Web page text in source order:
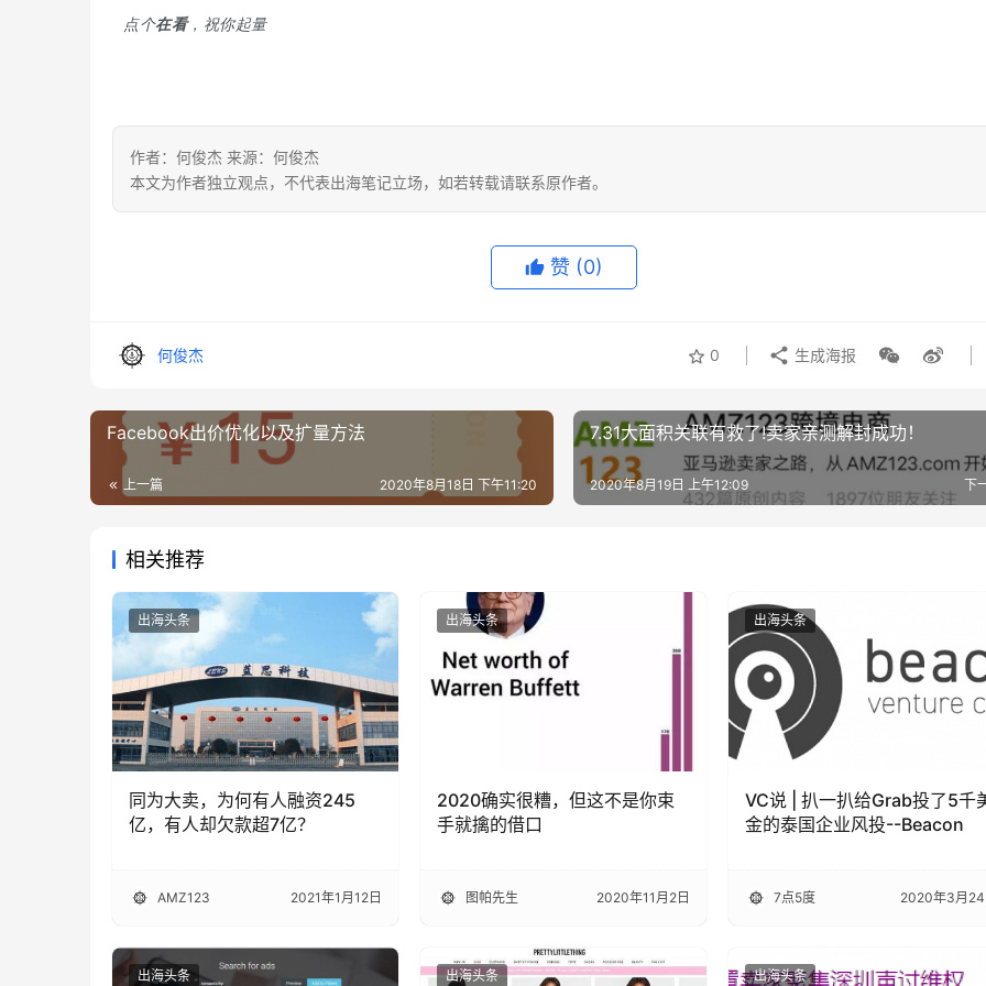
点个在看，祝你起量
作者：何俊杰 来源：何俊杰
本文为作者独立观点，不代表出海笔记立场，如若转载请联系原作者。
赞 (0)
何俊杰 0 生成海报
Facebook出价优化以及扩量方法
上一篇 2020年8月18日 下午11:20
7.31大面积关联有救了!卖家亲测解封成功！
下
2020年8月19日 上午12:09
相关推荐
出海头条
同为大卖，为何有人融资245
亿，有人却欠款超7亿？
AMZ123 2021年1月12日
出海头条
2020确实很糟，但这不是你束
手就擒的借口
图帕先生 2020年11月2日
出海头条
VC说 | 扒一扒给Grab投了5千
金的泰国企业风投--Beacon
7点5度 2020年3月
出海头条 出海头条 出海头条